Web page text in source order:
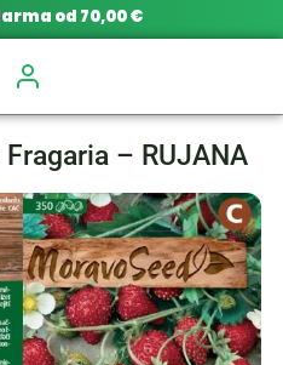
od 70,00 €
– RUJANA